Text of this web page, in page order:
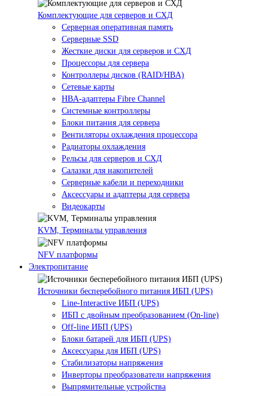
Комплектующие для серверов и СХД
Серверная оперативная память
Серверные SSD
Жесткие диски для серверов и СХД
Процессоры для сервера
Контроллеры дисков (RAID/HBA)
Сетевые карты
HBA-адаптеры Fibre Channel
Системные контроллеры
Блоки питания для сервера
Вентиляторы охлаждения процессора
Радиаторы охлаждения
Рельсы для серверов и СХД
Салазки для накопителей
Серверные кабели и переходники
Аксессуары и адаптеры для сервера
Видеокарты
KVM, Терминалы управления
NFV платформы
Электропитание
Источники бесперебойного питания ИБП (UPS)
Line-Interactive ИБП (UPS)
ИБП с двойным преобразованием (On-line)
Off-line ИБП (UPS)
Блоки батарей для ИБП (UPS)
Аксессуары для ИБП (UPS)
Стабилизаторы напряжения
Инверторы преобразователи напряжения
Выпрямительные устройства